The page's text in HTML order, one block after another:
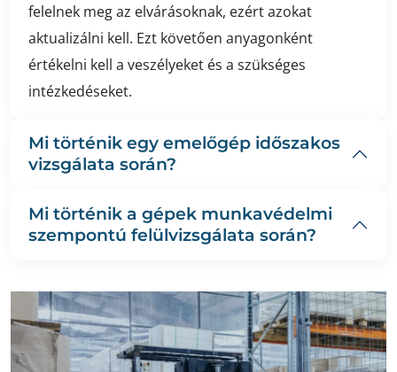
felelnek meg az elvárásoknak, ezért azokat
aktualizálni kell. Ezt követően anyagonként
értékelni kell a veszélyeket és a szükséges
intézkedéseket.
Mi történik egy emelőgép időszakos
vizsgálata során?
Mi történik a gépek munkavédelmi
szempontú felülvizsgálata során?